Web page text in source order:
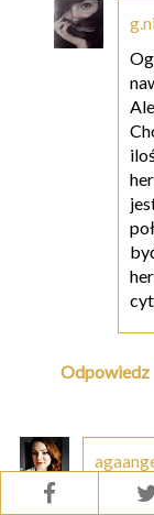
Odpowiedz
Nie